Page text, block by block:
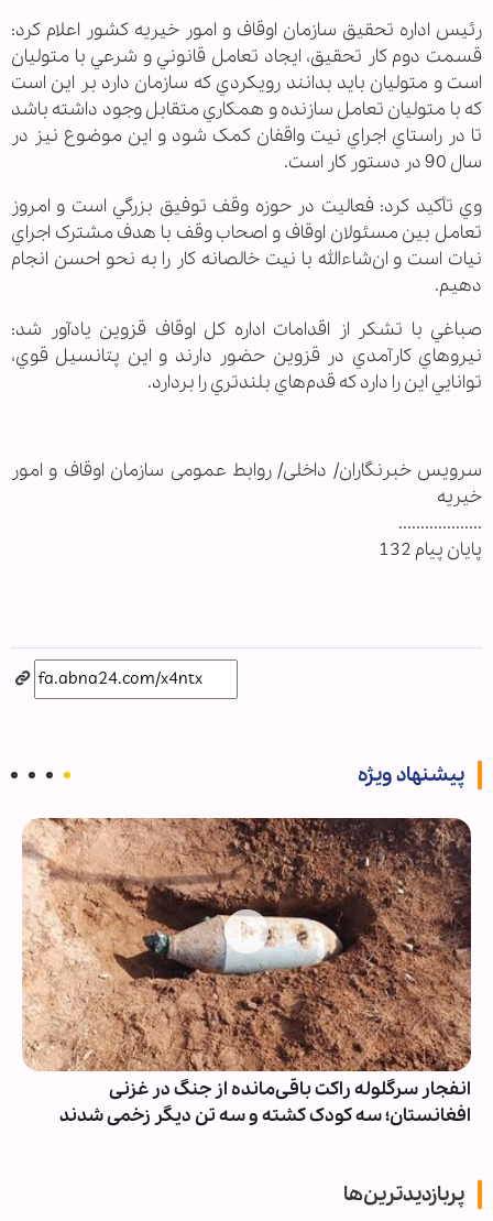
رئيس اداره تحقيق سازمان اوقاف و امور خيريه کشور اعلام کرد:
قسمت دوم کار تحقيق، ايجاد تعامل قانوني و شرعي با متوليان
است و متوليان بايد بدانند رويکردي که سازمان دارد بر اين است
که با متوليان تعامل سازنده و همکاري متقابل وجود داشته باشد
تا در راستاي اجراي نيت واقفان کمک شود و اين موضوع نيز در
سال 90 در دستور کار است.
وي تأکيد کرد: فعاليت در حوزه وقف توفيق بزرگي است و امروز
تعامل بين مسئولان اوقاف و اصحاب وقف با هدف مشترک اجراي
نيات است و ان‌شاءالله با نيت خالصانه کار را به نحو احسن انجام
دهيم.
صباغي با تشکر از اقدامات اداره کل اوقاف قزوين يادآور شد:
نيروهاي کارآمدي در قزوين حضور دارند و اين پتانسيل قوي،
توانايي اين را دارد که قدم‌هاي بلندتري را بردارد.
سرویس خبرنگاران/ داخلی/ روابط عمومی سازمان اوقاف و امور
خيريه
...................
پایان پیام 132
پیشنهاد ویژه
انفجار سرگلوله راکت باقی‌مانده از جنگ در غزنی
افغانستان؛ سه کودک کشته و سه تن دیگر زخمی شدند
پربازدیدترین‌ها